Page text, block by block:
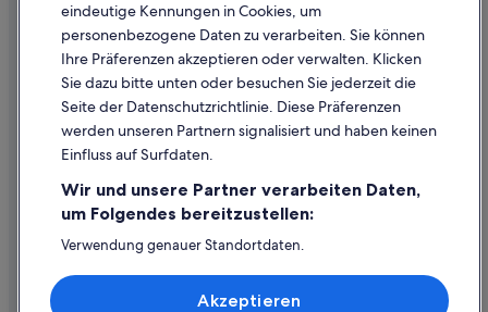
Rechtliche Hinweise/Kontakt
Inhaltsrichtlinien und Melden von Inhalten
Hilfe
Hilfe
Rückerstattungsprozess und Zeitrahmen
Buchen Sie einen Flug mit einer Gutschrift bei der Fluggesellschaft
Internationale Reisedokumente
eindeutige Kennungen in Cookies, um
personenbezogene Daten zu verarbeiten. Sie können
Ihre Präferenzen akzeptieren oder verwalten. Klicken
Sie dazu bitte unten oder besuchen Sie jederzeit die
Seite der Datenschutzrichtlinie. Diese Präferenzen
werden unseren Partnern signalisiert und haben keinen
Einfluss auf Surfdaten.
Wir und unsere Partner verarbeiten Daten,
um Folgendes bereitzustellen:
Verwendung genauer Standortdaten.
Speichern von oder Zugriff auf Informationen auf einem
Endgerät. Personalisierte Werbung und Inhalte, Messung
Akzeptieren